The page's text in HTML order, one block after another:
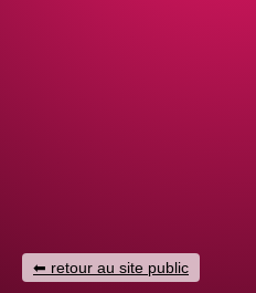
retour au site public